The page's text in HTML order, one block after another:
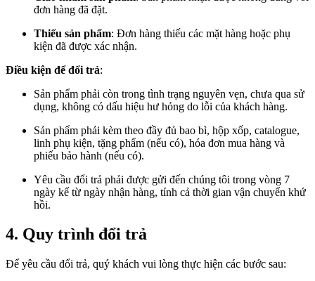
đơn hàng đã đặt.
Thiếu sản phẩm: Đơn hàng thiếu các mặt hàng hoặc phụ
kiện đã được xác nhận.
Điều kiện để đổi trả:
Sản phẩm phải còn trong tình trạng nguyên vẹn, chưa qua sử
dụng, không có dấu hiệu hư hỏng do lỗi của khách hàng.
Sản phẩm phải kèm theo đầy đủ bao bì, hộp xốp, catalogue,
linh phụ kiện, tặng phẩm (nếu có), hóa đơn mua hàng và
phiếu bảo hành (nếu có).
Yêu cầu đổi trả phải được gửi đến chúng tôi trong vòng 7
ngày kể từ ngày nhận hàng, tính cả thời gian vận chuyển khứ
hồi.
4. Quy trình đổi trả
Để yêu cầu đổi trả, quý khách vui lòng thực hiện các bước sau: